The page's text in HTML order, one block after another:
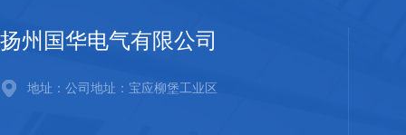
扬州国华电气有限公司
地址：公司地址：宝应柳堡工业区